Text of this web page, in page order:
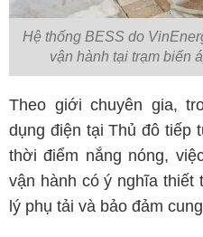
Hệ thống BESS do
vận hành tại trạm biến
Theo giới chuyên gia,
dụng điện tại Thủ đô tiếp
thời điểm nắng nóng,
vận hành có ý nghĩa thiết
lý phụ tải và bảo đảm